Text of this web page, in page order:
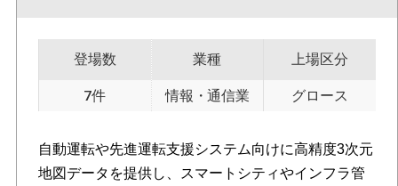
登場数
7件
業種
情報・通信業
上場区分
グロース
自動運転や先進運転支援システム向けに高精度3次元
地図データを提供し、スマートシティやインフラ管